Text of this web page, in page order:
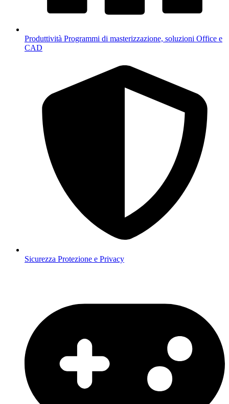
Produttività Programmi di masterizzazione, soluzioni Office e
CAD
Sicurezza Protezione e Privacy